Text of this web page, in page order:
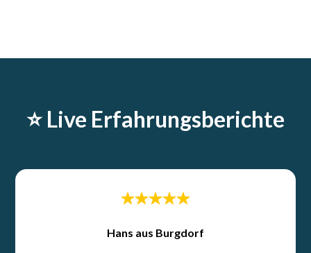
⭐️ Live Erfahrungsberichte